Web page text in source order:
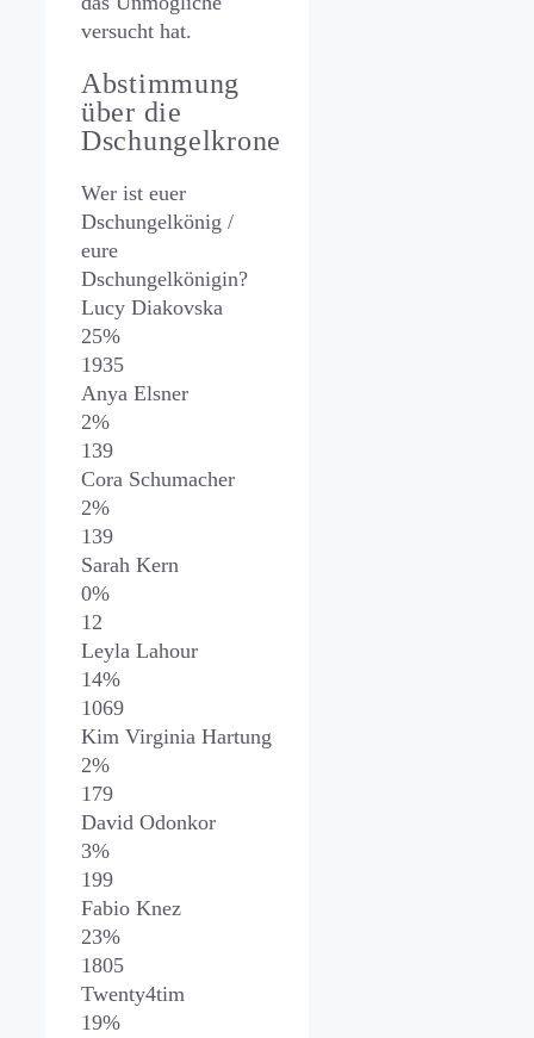
versucht hat.
Abstimmung
über die
Dschungelkrone
Wer ist euer
Dschungelkönig /
eure
Dschungelkönigin?
Lucy Diakovska
25%
1935
Anya Elsner
2%
139
Cora Schumacher
2%
139
Sarah Kern
0%
12
Leyla Lahour
14%
1069
Kim Virginia Hartung
2%
179
David Odonkor
3%
199
Fabio Knez
23%
1805
Twenty4tim
19%